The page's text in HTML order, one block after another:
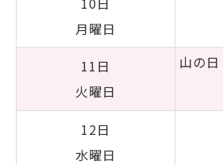
月曜日
11日
火曜日
山の日
12日
水曜日